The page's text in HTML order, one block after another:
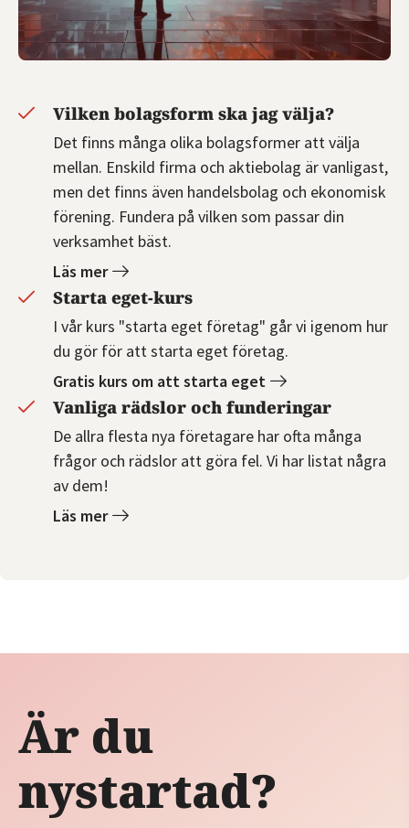
Vilken bolagsform ska jag välja?
Det finns många olika bolagsformer att välja
mellan. Enskild firma och aktiebolag är vanligast,
men det finns även handelsbolag och ekonomisk
förening. Fundera på vilken som passar din
verksamhet bäst.
Läs mer
Starta eget-kurs
I vår kurs "starta eget företag" går vi igenom hur
du gör för att starta eget företag.
Gratis kurs om att starta eget
Vanliga rädslor och funderingar
De allra flesta nya företagare har ofta många
frågor och rädslor att göra fel. Vi har listat några
av dem!
Läs mer
Är du
nystartad?